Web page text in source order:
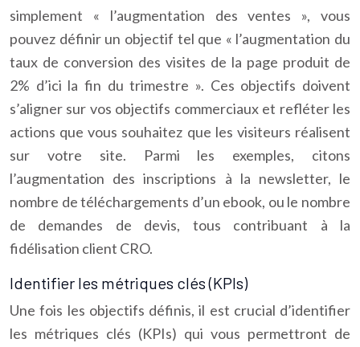
simplement « l’augmentation des ventes », vous
pouvez définir un objectif tel que « l’augmentation du
taux de conversion des visites de la page produit de
2% d’ici la fin du trimestre ». Ces objectifs doivent
s’aligner sur vos objectifs commerciaux et refléter les
actions que vous souhaitez que les visiteurs réalisent
sur votre site. Parmi les exemples, citons
l’augmentation des inscriptions à la newsletter, le
nombre de téléchargements d’un ebook, ou le nombre
de demandes de devis, tous contribuant à la
fidélisation client CRO.
Identifier les métriques clés (KPIs)
Une fois les objectifs définis, il est crucial d’identifier
les métriques clés (KPIs) qui vous permettront de